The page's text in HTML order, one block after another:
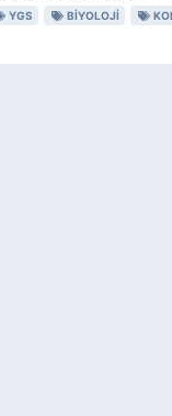
YGS BIYOLOJI